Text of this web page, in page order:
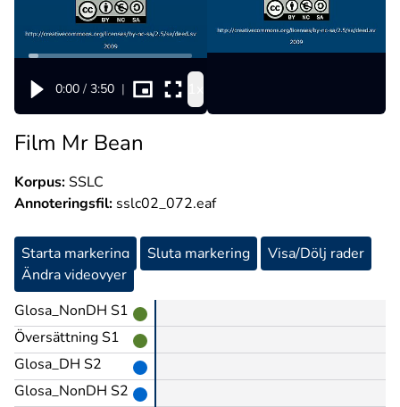
0:00 / 3:50 |
Film Mr Bean
Korpus:SSLC
Annoteringsfil: sslc02_072.eaf
Starta markering Sluta markering
Visa/Dölj rader
Ändra videovyer
Glosa_NonDH S1
Översättning S1
Glosa_DH S2
Glosa_NonDH S2